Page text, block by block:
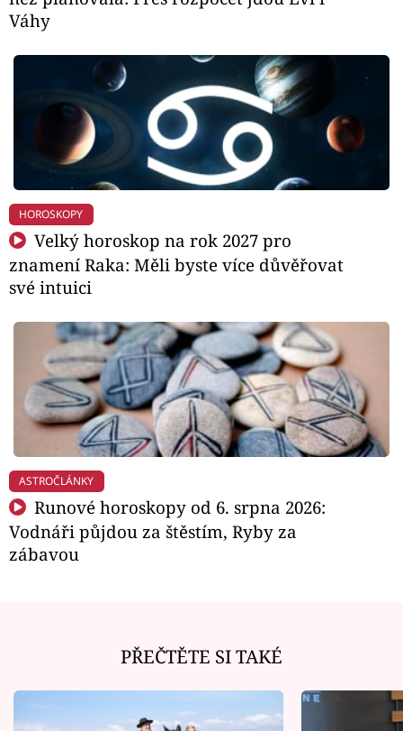
Váhy
HOROSKOPY
Velký horoskop na rok 2027 pro
znamení Raka: Měli byste více důvěřovat
své intuici
ASTROČLÁNKY
Runové horoskopy od 6. srpna 2026:
Vodnáři půjdou za štěstím, Ryby za
zábavou
PŘEČTĚTE SI TAKÉ